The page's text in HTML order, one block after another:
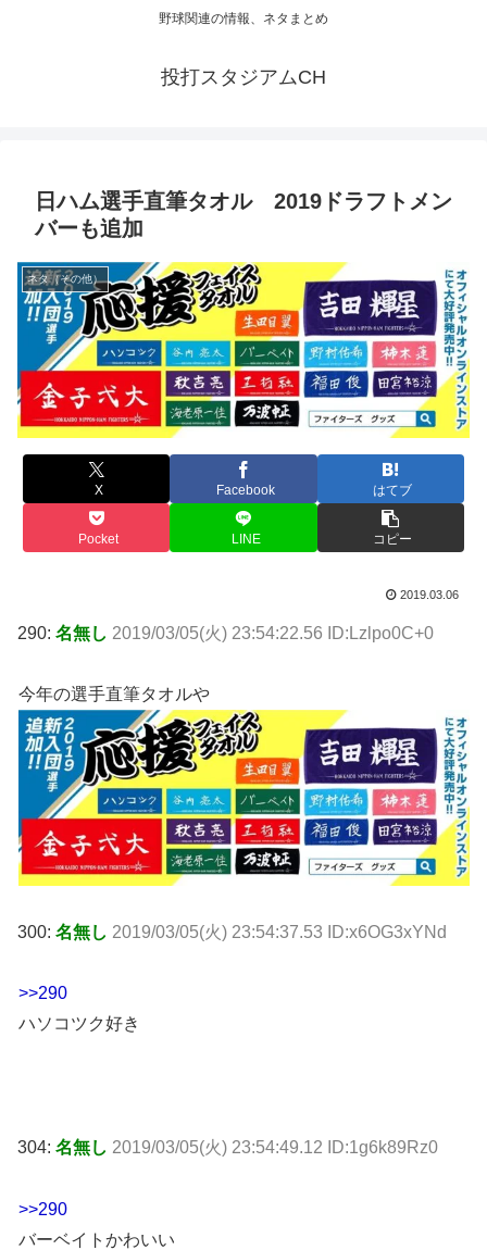
野球関連の情報、ネタまとめ
投打スタジアムCH
日ハム選手直筆タオル 2019ドラフトメン
バーも追加
ネタ（その他）
X Facebook はてブ
Pocket LINE コピー
2019.03.06
290: 名無し 2019/03/05(火) 23:54:22.56 ID:Lzlpo0C+0
今年の選手直筆タオルや
300: 名無し 2019/03/05(火) 23:54:37.53 ID:x6OG3xYNd
>>290
ハソコツク好き
304: 名無し 2019/03/05(火) 23:54:49.12 ID:1g6k89Rz0
>>290
バーベイトかわいい